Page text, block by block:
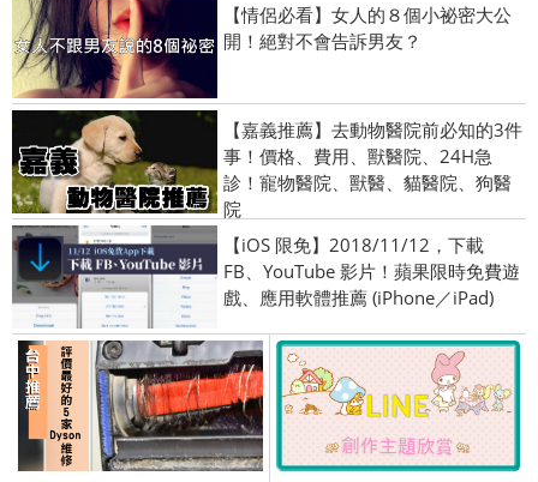
【情侶必看】女人的８個小祕密大公
開！絕對不會告訴男友？
【嘉義推薦】去動物醫院前必知的3件
事！價格、費用、獸醫院、24H急
診！寵物醫院、獸醫、貓醫院、狗醫
院
【iOS 限免】2018/11/12，下載
FB、YouTube 影片！蘋果限時免費遊
戲、應用軟體推薦 (iPhone／iPad)